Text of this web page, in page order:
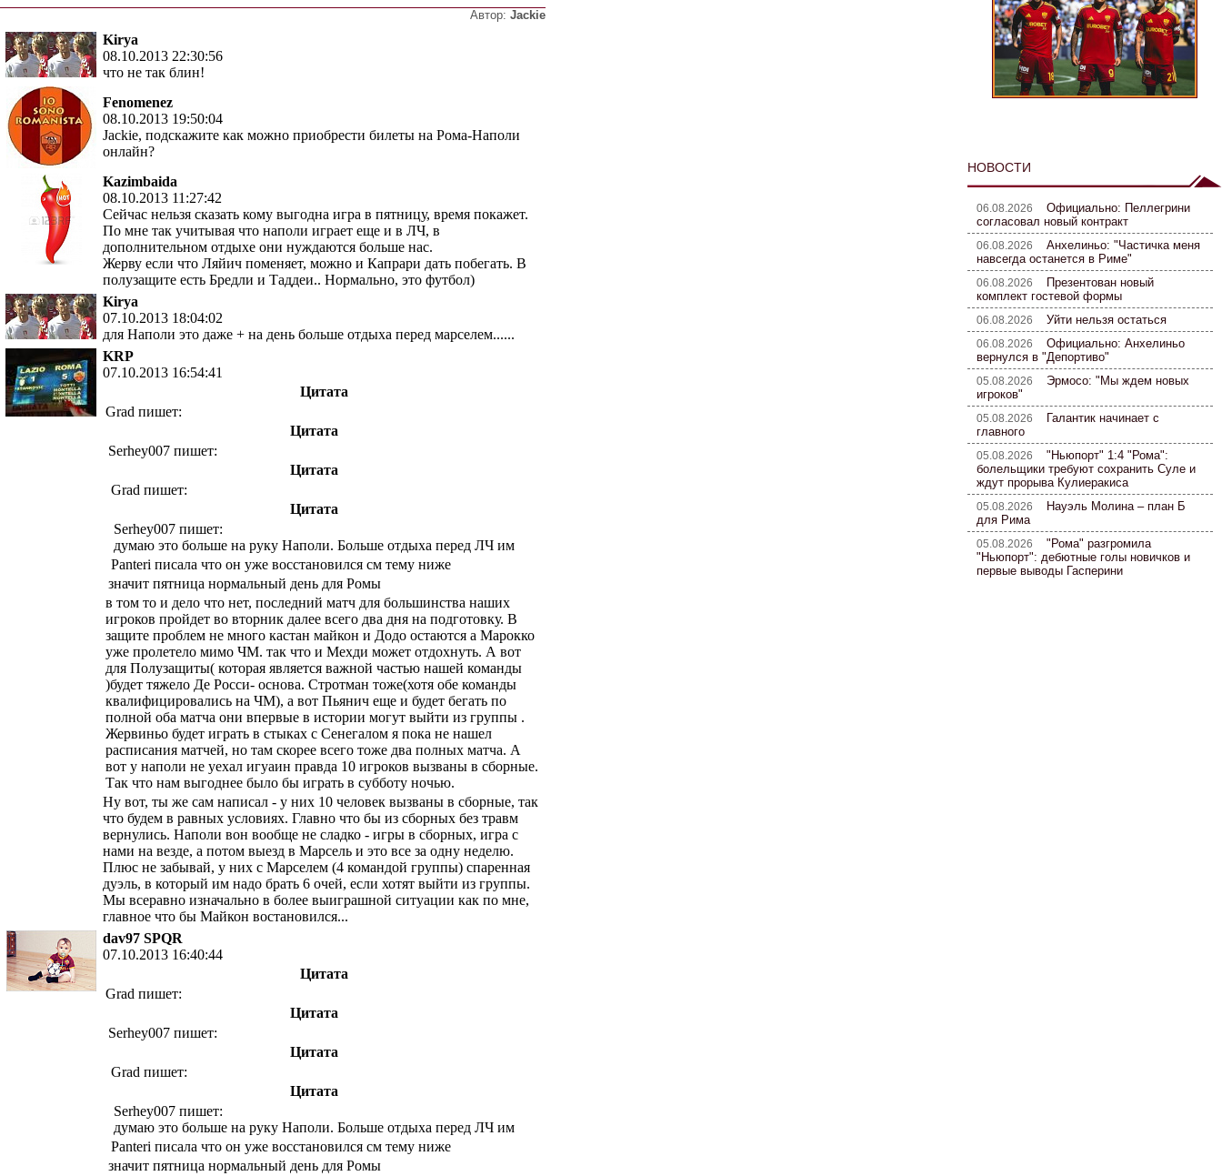
Автор: Jackie
Kirya
08.10.2013 22:30:56
что не так блин!
Fenomenez
08.10.2013 19:50:04
Jackie, подскажите как можно приобрести билеты на Рома-Наполи
онлайн?
Kazimbaida
08.10.2013 11:27:42
Сейчас нельзя сказать кому выгодна игра в пятницу, время покажет.
По мне так учитывая что наполи играет еще и в ЛЧ, в
дополнительном отдыхе они нуждаются больше нас.
Жерву если что Ляйич поменяет, можно и Капрари дать побегать. В
полузащите есть Бредли и Таддеи.. Нормально, это футбол)
Kirya
07.10.2013 18:04:02
для Наполи это даже + на день больше отдыха перед марселем......
KRP
07.10.2013 16:54:41
Цитата
Grad пишет:
Цитата
Serhey007 пишет:
Цитата
Grad пишет:
Цитата
Serhey007 пишет:
думаю это больше на руку Наполи. Больше отдыха перед ЛЧ им
Panteri писала что он уже восстановился см тему ниже
значит пятница нормальный день для Ромы
в том то и дело что нет, последний матч для большинства наших
игроков пройдет во вторник далее всего два дня на подготовку. В
защите проблем не много кастан майкон и Додо остаются а Марокко
уже пролетело мимо ЧМ. так что и Мехди может отдохнуть. А вот
для Полузащиты( которая является важной частью нашей команды
)будет тяжело Де Росси- основа. Стротман тоже(хотя обе команды
квалифицировались на ЧМ), а вот Пьянич еще и будет бегать по
полной оба матча они впервые в истории могут выйти из группы .
Жервиньо будет играть в стыках с Сенегалом я пока не нашел
расписания матчей, но там скорее всего тоже два полных матча. А
вот у наполи не уехал игуаин правда 10 игроков вызваны в сборные.
Так что нам выгоднее было бы играть в субботу ночью.
Ну вот, ты же сам написал - у них 10 человек вызваны в сборные, так
что будем в равных условиях. Главно что бы из сборных без травм
вернулись. Наполи вон вообще не сладко - игры в сборных, игра с
нами на везде, а потом выезд в Марсель и это все за одну неделю.
Плюс не забывай, у них с Марселем (4 командой группы) спаренная
дуэль, в который им надо брать 6 очей, если хотят выйти из группы.
Мы всеравно изначально в более выиграшной ситуации как по мне,
главное что бы Майкон востановился...
dav97 SPQR
07.10.2013 16:40:44
Цитата
Grad пишет:
Цитата
Serhey007 пишет:
Цитата
Grad пишет:
Цитата
Serhey007 пишет:
думаю это больше на руку Наполи. Больше отдыха перед ЛЧ им
Panteri писала что он уже восстановился см тему ниже
значит пятница нормальный день для Ромы
НОВОСТИ
06.08.2026 Официально: Пеллегрини
согласовал новый контракт
06.08.2026 Анхелиньо: "Частичка меня
навсегда останется в Риме"
06.08.2026
Презентован новый
комплект гостевой формы
06.08.2026 Уйти нельзя остаться
06.08.2026 Официально: Анхелиньо
вернулся в "Депортиво"
05.08.2026 Эрмосо: "Мы ждем новых
игроков"
05.08.2026
Галантик начинает с
главного
05.08.2026 "Ньюпорт" 1:4 "Рома":
болельщики требуют сохранить Суле и
ждут прорыва Кулиеракиса
05.08.2026
Науэль Молина – план Б
для Рима
05.08.2026 "Рома" разгромила
"Ньюпорт": дебютные голы новичков и
первые выводы Гасперини